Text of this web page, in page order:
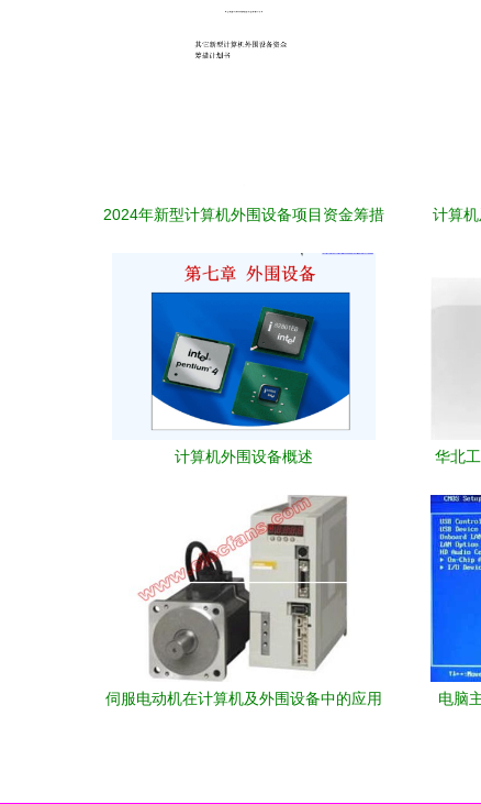
2024年新型计算机外围设备项目资金筹措
计算
计算机外围设备概述
华北
伺服电动机在计算机及外围设备中的应用
电脑